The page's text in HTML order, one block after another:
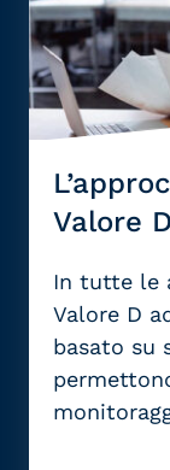
Valore D
In tutte le
Valore D
basato su